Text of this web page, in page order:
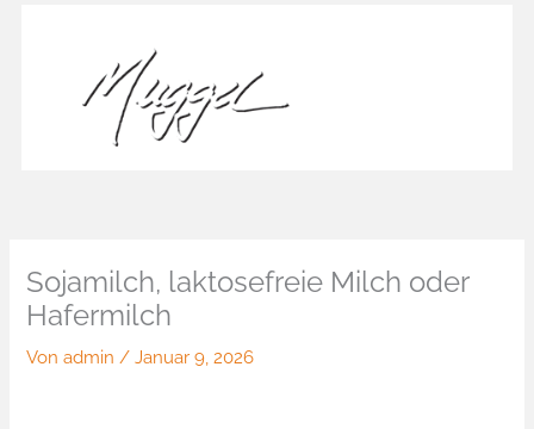
Sojamilch, laktosefreie Milch oder
Hafermilch
Vonadmin /Januar 9, 2026